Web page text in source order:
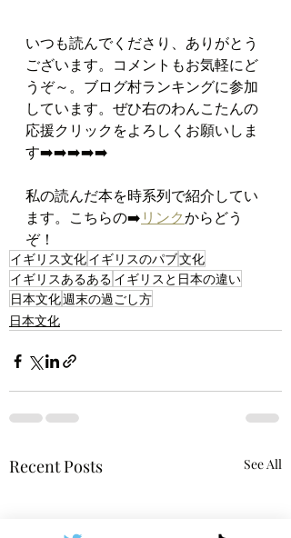
いつも読んでくださり、ありがとう
ございます。コメントもお気軽にど
うぞ～。ブログ村ランキングに参加
しています。ぜひ右のわんこたんの
応援クリックをよろしくお願いしま
す➡️➡️➡️➡️➡️
私の読んだ本を時系列で紹介してい
ます。こちらの➡️リンクからどう
ぞ！
イギリス文化イギリスのパブ文化
イギリスあるある イギリスと日本の違い
日本文化週末の過ごし方
日本文化
Recent Posts See All